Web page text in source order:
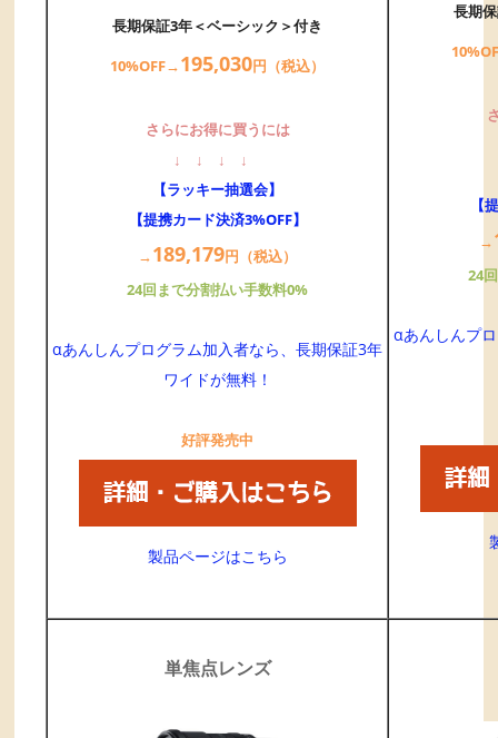
長期保証3年＜ベーシック＞付き
10%OFF→195,030円（税込）
さらにお得に買うには
↓
↓ ↓
↓
【ラッキー抽選会】
【提携カード決済3%OFF】
→189,179円（税込）
24回まで分割払い手数料0%
αあんしんプログラム加入者なら、長期保証3年
ワイドが無料！
好評発売中
製品ページはこちら
長期
【
→
24
αあんしんプ
単焦点レンズ